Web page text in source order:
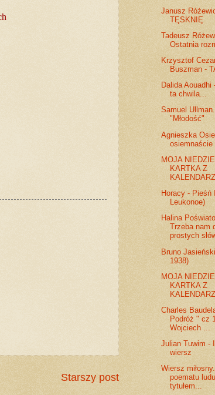
Starszy post
Janusz
TĘSKNIĘ
Tadeusz
Ostatnia
Krzysztof
Buszman -
Dalida Aouadhi
ta chwila...
Samuel
"Młodość"
Agnieszka
osiemnaście
MOJA
KARTKA Z
Horacy - Pieśń
Leukonoe)
Halina
Trzeba nam
prostych
Bruno
1938)
MOJA
KARTKA Z
Charles
Podróż " cz
Wojciech ...
Julian Tuwim -
wiersz
Wiersz
poematu
tytułem...